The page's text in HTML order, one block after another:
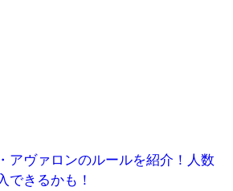
アヴァロンのルールを紹介！人数
できるかも！